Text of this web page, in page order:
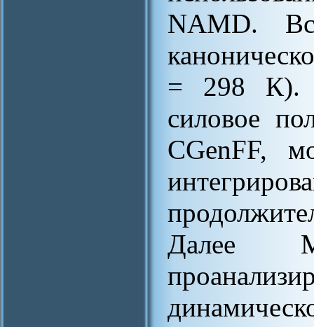
NAMD.
= 298 К).
силовое
CGenFF,
Далее